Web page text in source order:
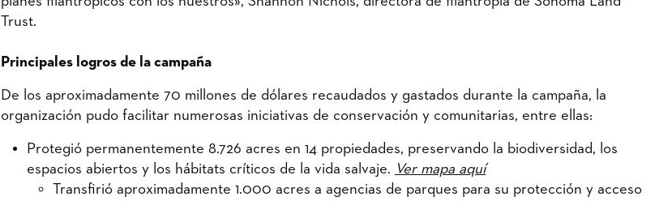
Trust.
Principales logros de la campaña
De los aproximadamente 70 millones de dólares recaudados y gastados durante la campaña, la
organización pudo facilitar numerosas iniciativas de conservación y comunitarias, entre ellas:
Protegió permanentemente 8.726 acres en 14 propiedades, preservando la biodiversidad, los
espacios abiertos y los hábitats críticos de la vida salvaje. Ver mapa aquí
Transfirió aproximadamente 1.000 acres a agencias de parques para su protección y acceso